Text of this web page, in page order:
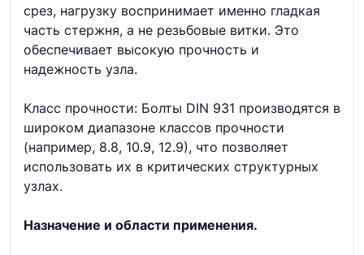
срез, нагрузку воспринимает именно гладкая
часть стержня, а не резьбовые витки. Это
обеспечивает высокую прочность и
надежность узла.
Класс прочности: Болты DIN 931 производятся в
широком диапазоне классов прочности
(например, 8.8, 10.9, 12.9), что позволяет
использовать их в критических структурных
узлах.
Назначение и области применения.